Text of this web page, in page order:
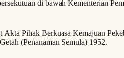
di bawah Kementerian
Pihak Berkuasa Kemajuan
(Penanaman Semula) 1952.